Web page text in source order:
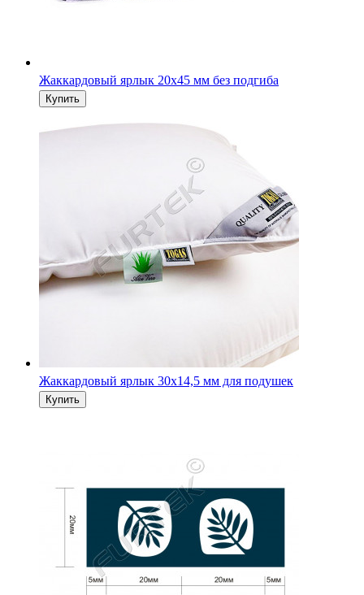
Жаккардовый ярлык 20х45 мм без подгиба
Жаккардовый ярлык 30х14,5 мм для подушек